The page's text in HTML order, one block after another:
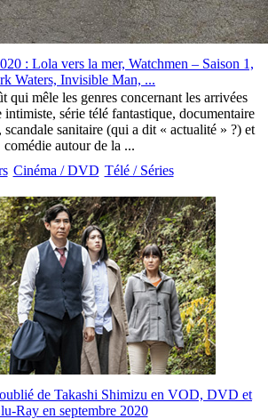
: Lola vers la mer, Watchmen – Saison 1,
Waters, Invisible Man, ...
qui mêle les genres concernant les arrivées
intimiste, série télé fantastique, documentaire
sanitaire (qui a dit « actualité » ?) et
comédie autour de la ...
Cinéma / DVD Télé / Séries
de Takashi Shimizu en VOD, DVD et
Ray en septembre 2020